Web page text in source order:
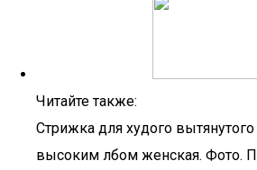
Читайте также:
Стрижка для худого
высоким лбом женская. Фото.